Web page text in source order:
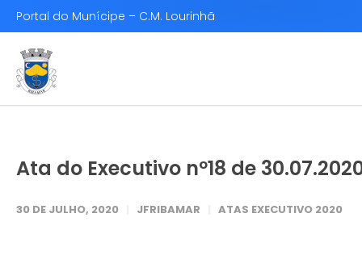
Portal do Munícipe – C.M. Lourinhã
Ata do Executivo nº18 de
30 DE JULHO, 2020 JFRIBAMAR ATAS EXECUTIVO 2020